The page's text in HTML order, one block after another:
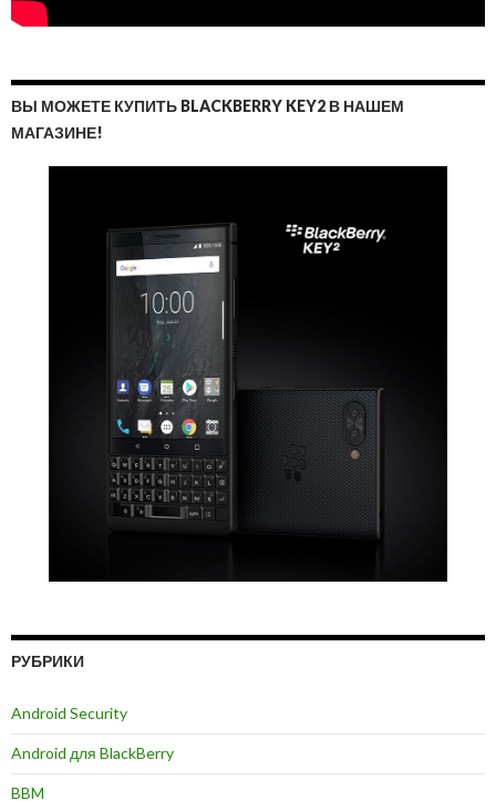
ВЫ МОЖЕТЕ КУПИТЬ BLACKBERRY KEY2 В НАШЕМ
МАГАЗИНЕ!
РУБРИКИ
Android Security
Android для BlackBerry
BBM